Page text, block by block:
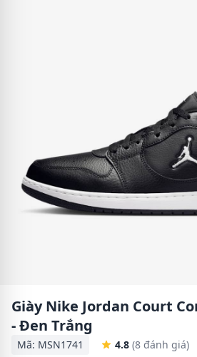
Giày Nike Jordan Court
- Đen Trắng
Mã: MSN1741 4.8 (8 đánh giá)